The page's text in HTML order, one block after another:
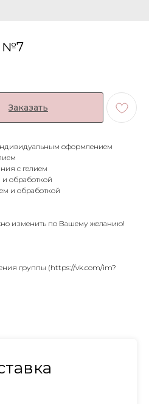
№7
Заказать
оформлением
с гелием
и обработкой
и обработкой
изменить по Вашему желанию!
группы (https://vk.com/im?